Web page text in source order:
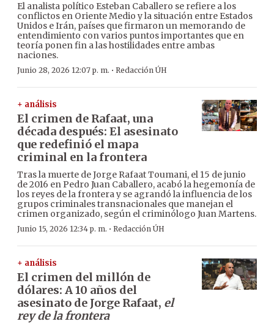
El analista político Esteban Caballero se refiere a los
conflictos en Oriente Medio y la situación entre Estados
Unidos e Irán, países que firmaron un memorando de
entendimiento con varios puntos importantes que en
teoría ponen fin a las hostilidades entre ambas
naciones.
Junio 28, 2026 12:07 p. m. · Redacción ÚH
+ análisis
El crimen de Rafaat, una
década después: El asesinato
que redefinió el mapa
criminal en la frontera
Tras la muerte de Jorge Rafaat Toumani, el 15 de junio
de 2016 en Pedro Juan Caballero, acabó la hegemonía de
los reyes de la frontera y se agrandó la influencia de los
grupos criminales transnacionales que manejan el
crimen organizado, según el criminólogo Juan Martens.
Junio 15, 2026 12:34 p. m. · Redacción ÚH
+ análisis
El crimen del millón de
dólares: A 10 años del
asesinato de Jorge Rafaat, el
rey de la frontera